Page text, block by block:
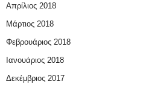
Απρίλιος 2018
Μάρτιος 2018
Φεβρουάριος 2018
Ιανουάριος 2018
Δεκέμβριος 2017